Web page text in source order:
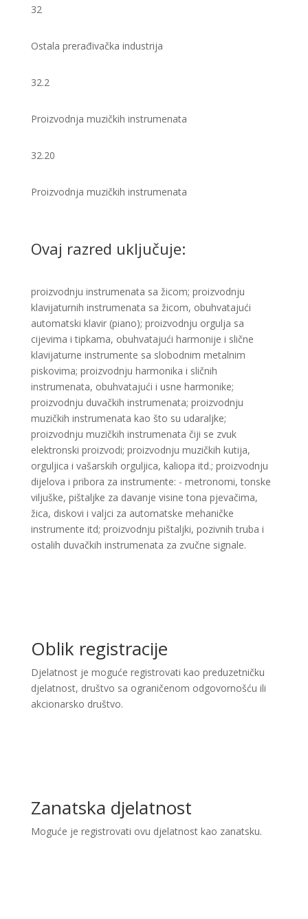
32
Ostala prerađivačka industrija
32.2
Proizvodnja muzičkih instrumenata
32.20
Proizvodnja muzičkih instrumenata ​
Ovaj razred uključuje:
proizvodnju instrumenata sa žicom; proizvodnju
klavijaturnih instrumenata sa žicom, obuhvatajući
automatski klavir (piano); proizvodnju orgulja sa
cijevima i tipkama, obuhvatajući harmonije i slične
klavijaturne instrumente sa slobodnim metalnim
piskovima; proizvodnju harmonika i sličnih
instrumenata, obuhvatajući i usne harmonike;
proizvodnju duvačkih instrumenata; proizvodnju
muzičkih instrumenata kao što su udaraljke;
proizvodnju muzičkih instrumenata čiji se zvuk
elektronski proizvodi; proizvodnju muzičkih kutija,
orguljica i vašarskih orguljica, kaliopa itd.; proizvodnju
dijelova i pribora za instrumente: - metronomi, tonske
viljuške, pištaljke za davanje visine tona pjevačima,
žica, diskovi i valjci za automatske mehaničke
instrumente itd; proizvodnju pištaljki, pozivnih truba i
ostalih duvačkih instrumenata za zvučne signale.
Oblik registracije
Djelatnost je moguće registrovati kao preduzetničku
djelatnost, društvo sa ograničenom odgovornošću ili
akcionarsko društvo.
Zanatska djelatnost
Moguće je registrovati ovu djelatnost kao zanatsku.